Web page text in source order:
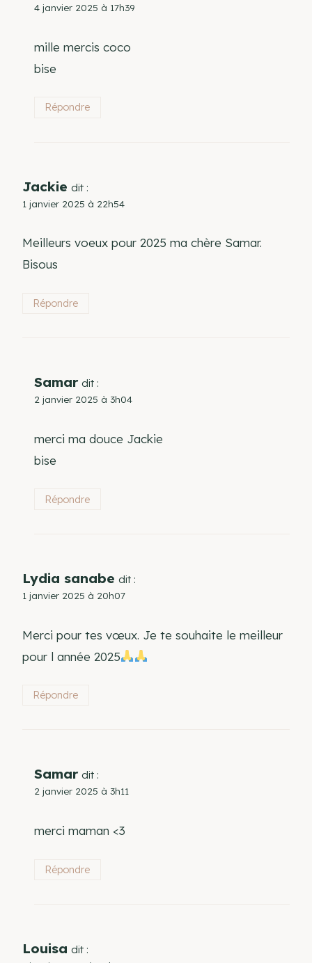
4 janvier 2025 à 17h39
mille mercis coco
bise
Répondre
Jackie dit :
1 janvier 2025 à 22h54
Meilleurs voeux pour 2025 ma chère Samar.
Bisous
Répondre
Samar dit :
2 janvier 2025 à 3h04
merci ma douce Jackie
bise
Répondre
Lydia sanabe dit :
1 janvier 2025 à 20h07
Merci pour tes vœux. Je te souhaite le meilleur
pour l année 2025
Répondre
Samar dit :
2 janvier 2025 à 3h11
merci maman <3
Répondre
Louisa dit :